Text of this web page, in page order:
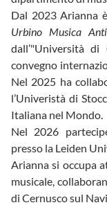
Dal 2023 Arianna
Urbino Musica
dall’"Università
convegno
Nel 2025 ha
l’Univeristà di
Italiana nel Mondo.
Nel 2026
presso la Leiden
Arianna si occupa
musicale,
di Cernusco sul